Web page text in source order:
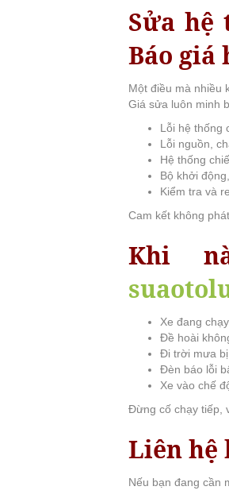
Sửa hệ
Báo giá
Một điều mà nhiều
Giá sửa luôn minh
Lỗi hệ thống
Lỗi nguồn,
Hệ thống
Bộ khởi
Kiểm tra và
Cam kết không
Khi
Xe đang
Đề hoài
Đi trời mưa
Đèn báo lỗi
Xe vào chế
Đừng cố chạy tiếp,
Liên hệ
Nếu bạn đang cần